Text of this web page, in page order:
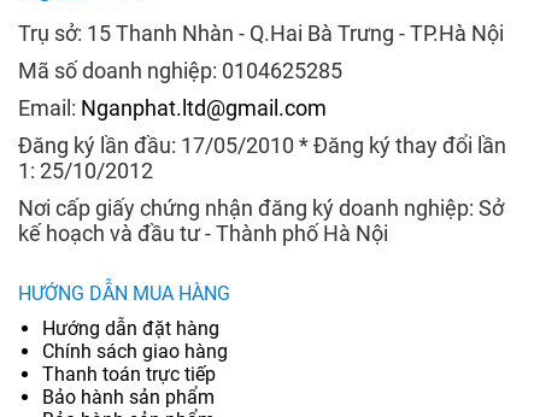
Trụ sở: 15 Thanh Nhàn - Q.Hai Bà Trưng - TP.Hà Nội
Mã số doanh nghiệp: 0104625285
Email: Nganphat.ltd@gmail.com
Đăng ký lần đầu: 17/05/2010 * Đăng ký thay đổi lần
1: 25/10/2012
Nơi cấp giấy chứng nhận đăng ký doanh nghiệp: Sở
kế hoạch và đầu tư - Thành phố Hà Nội
HƯỚNG DẪN MUA HÀNG
Hướng dẫn đặt hàng
Chính sách giao hàng
Thanh toán trực tiếp
Bảo hành sản phẩm